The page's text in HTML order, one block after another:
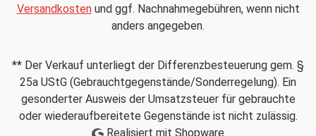
Versandkostenund ggf. Nachnahmegebühren, wenn nicht
anders angegeben.
** Der Verkauf unterliegt der Differenzbesteuerung gem. §
25a UStG (Gebrauchtgegenstände/Sonderregelung). Ein
gesonderter Ausweis der Umsatzsteuer für gebrauchte
oder wiederaufbereitete Gegenstände ist nicht zulässig.
Realisiert mit Shopware